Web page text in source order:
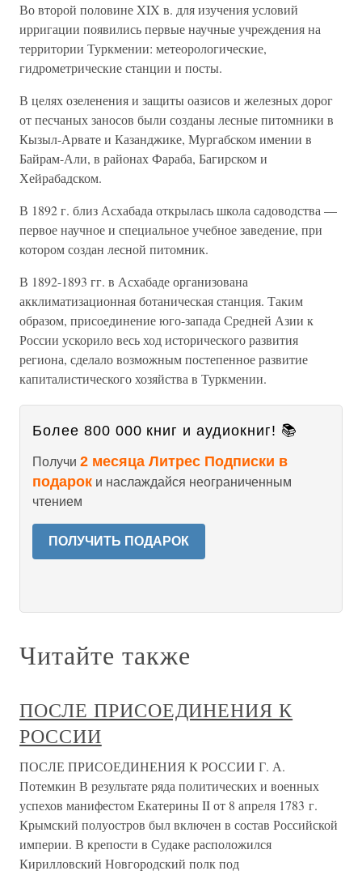
Во второй половине XIX в. для изучения условий
ирригации появились первые научные учреждения на
территории Туркмении: метеорологические,
гидрометрические станции и посты.
В целях озеленения и защиты оазисов и железных дорог
от песчаных заносов были созданы лесные питомники в
Кызыл-Арвате и Казанджике, Мургабском имении в
Байрам-Али, в районах Фараба, Багирском и
Хейрабадском.
В 1892 г. близ Асхабада открылась школа садоводства —
первое научное и специальное учебное заведение, при
котором создан лесной питомник.
В 1892-1893 гг. в Асхабаде организована
акклиматизационная ботаническая станция. Таким
образом, присоединение юго-запада Средней Азии к
России ускорило весь ход исторического развития
региона, сделало возможным постепенное развитие
капиталистического хозяйства в Туркмении.
Более 800 000 книг и аудиокниг! 📚
Получи 2 месяца Литрес Подписки в
подарок и наслаждайся неограниченным
чтением
ПОЛУЧИТЬ ПОДАРОК
Читайте также
ПОСЛЕ ПРИСОЕДИНЕНИЯ К
РОССИИ
ПОСЛЕ ПРИСОЕДИНЕНИЯ К РОССИИ Г. А.
Потемкин В результате ряда политических и военных
успехов манифестом Екатерины II от 8 апреля 1783 г.
Крымский полуостров был включен в состав Российской
империи. В крепости в Судаке расположился
Кирилловский Новгородский полк под